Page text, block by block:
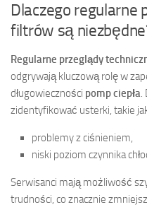
Dlaczego regularne
filtrów są
Regularne przeglądy
odgrywają kluczową rolę w
długowieczności pomp ciepła.
zidentyfikować usterki, takie
problemy z ciśnieniem,
niski poziom czynnika
Serwisanci mają możliwość
trudności, co znacznie